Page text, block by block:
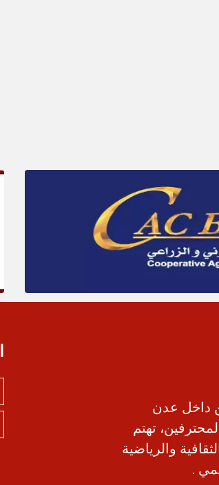
داخل عدن
تهتم
والرياضية
.